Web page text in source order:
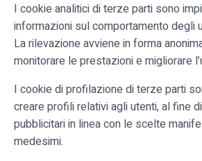
I cookie analitici di terze parti sono
informazioni sul comportamento degli
La rilevazione avviene in forma
monitorare le prestazioni e migliorare
I cookie di profilazione di terze parti
creare profili relativi agli utenti, al fine
pubblicitari in linea con le scelte
medesimi.